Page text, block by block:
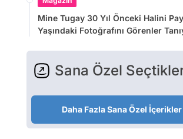
Mine Tugay 30 Yıl Önceki Halini
Yaşındaki Fotoğrafını Görenler
Sana Özel
Daha Fazla Sana Özel İçerikler